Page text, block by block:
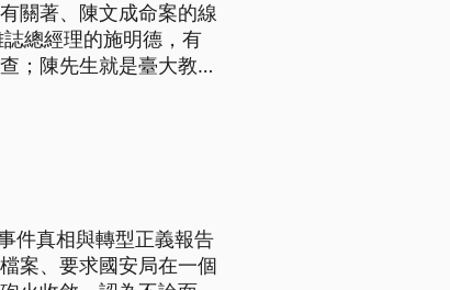
關著、陳文成命案的線
總經理的施明德，有
；陳先生就是臺大教授
月30號，美國的陳某
件真相與轉型正義報告
案、要求國安局在一個